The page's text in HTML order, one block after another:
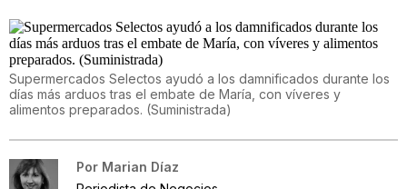
Supermercados Selectos ayudó a los damnificados durante los
días más arduos tras el embate de María, con víveres y
alimentos preparados. (Suministrada)
Por Marian Díaz